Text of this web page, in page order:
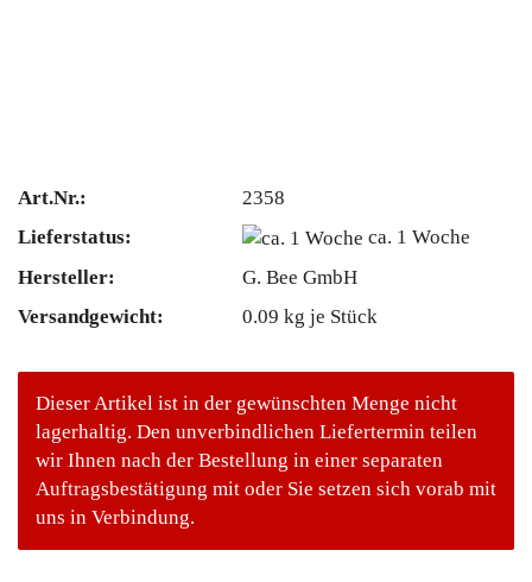
Art.Nr.:
2358
Lieferstatus:
ca. 1 Woche
Hersteller:
G. Bee GmbH
Versandgewicht:
0.09 kg je Stück
Dieser Artikel ist in der gewünschten Menge nicht
lagerhaltig. Den unverbindlichen Liefertermin teilen
wir Ihnen nach der Bestellung in einer separaten
Auftragsbestätigung mit oder Sie setzen sich vorab mit
uns in Verbindung.